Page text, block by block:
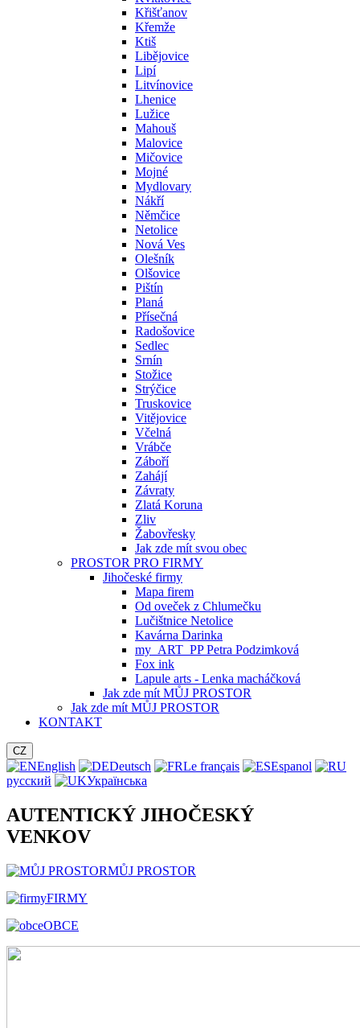
Křišťanov
Křemže
Ktiš
Libějovice
Lipí
Litvínovice
Lhenice
Lužice
Mahouš
Malovice
Mičovice
Mojné
Mydlovary
Nákří
Němčice
Netolice
Nová Ves
Olešník
Olšovice
Pištín
Planá
Přísečná
Radošovice
Sedlec
Srnín
Stožice
Strýčice
Truskovice
Vitějovice
Včelná
Vrábče
Záboří
Zahájí
Závraty
Zlatá Koruna
Zliv
Žabovřesky
Jak zde mít svou obec
PROSTOR PRO FIRMY
Jihočeské firmy
Mapa firem
Od oveček z Chlumečku
Lučištnice Netolice
Kavárna Darinka
my_ART_PP Petra Podzimková
Fox ink
Lapule arts - Lenka macháčková
Jak zde mít MŮJ PROSTOR
Jak zde mít MŮJ PROSTOR
KONTAKT
CZ
English Deutsch Le français
Espanol
русский
Українська
AUTENTICKÝ JIHOČESKÝ
VENKOV
MŮJ PROSTOR
FIRMY
OBCE